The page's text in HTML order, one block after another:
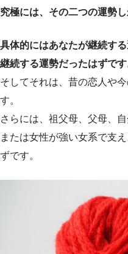
究極には、その二つの運勢し
具体的にはあなたが継続す
継続する運勢だったはずです
そしてそれは、昔の恋人や
す。
さらには、祖父母、父母、
または女性が強い女系で支
ずです。